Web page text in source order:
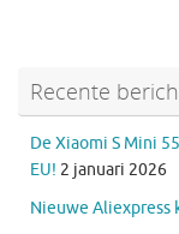
Recente
De Xiaomi S Mini
EU! 2 januari 2026
Nieuwe Aliexpress